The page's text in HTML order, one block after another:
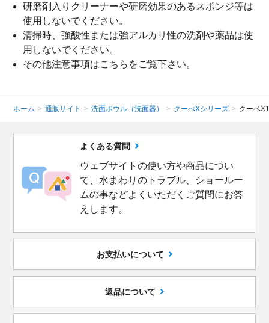
研磨剤入りクリーナーや研磨効果のあるスポンジ等は
使用しないでください。
清掃時、強酸性または強アルカリ性の洗剤や薬品は使
用しないでください。
その他注意事項はこちら をご覧下さい。
ホーム > 通販サイト > 洗面ボウル（洗面器） > クーべXシリーズ > クーベ
よくある質問
ウェブサイトの使い方や商品につい
て、水まわりのトラブル、ショールー
ムの事などよくいただくご質問にお答
えします。
お支払いについて
返品について